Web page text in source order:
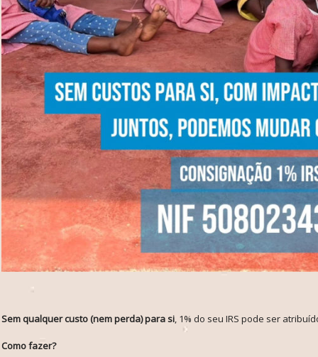
Sem qualquer custo (nem perda) para si, 1% do seu IRS pode ser
Como fazer?